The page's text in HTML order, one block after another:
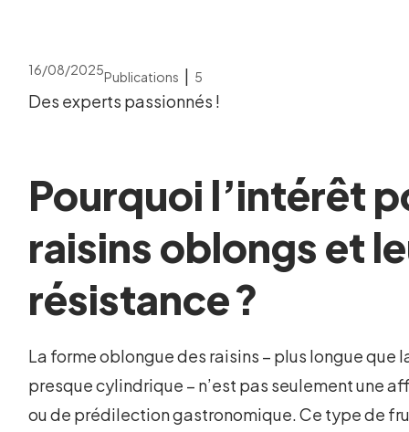
16/08/2025Publications | 5
Des experts passionnés !
Pourquoi l’intérêt
raisins oblongs et
résistance ?
La forme oblongue des raisins – plus longue que
presque cylindrique – n’est pas seulement une
ou de prédilection gastronomique. Ce type de